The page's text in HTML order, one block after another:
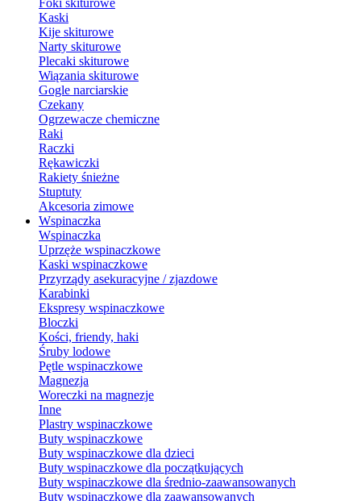
Foki skiturowe
Kaski
Kije skiturowe
Narty skiturowe
Plecaki skiturowe
Wiązania skiturowe
Gogle narciarskie
Czekany
Ogrzewacze chemiczne
Raki
Raczki
Rękawiczki
Rakiety śnieżne
Stuptuty
Akcesoria zimowe
Wspinaczka
Wspinaczka
Uprzęże wspinaczkowe
Kaski wspinaczkowe
Przyrządy asekuracyjne / zjazdowe
Karabinki
Ekspresy wspinaczkowe
Bloczki
Kości, friendy, haki
Śruby lodowe
Pętle wspinaczkowe
Magnezja
Woreczki na magnezje
Inne
Plastry wspinaczkowe
Buty wspinaczkowe
Buty wspinaczkowe dla dzieci
Buty wspinaczkowe dla początkujących
Buty wspinaczkowe dla średnio-zaawansowanych
Buty wspinaczkowe dla zaawansowanych